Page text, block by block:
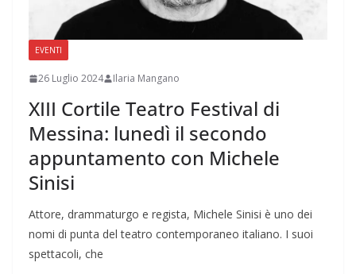
EVENTI
26 Luglio 2024 Ilaria Mangano
XIII Cortile Teatro Festival di
Messina: lunedì il secondo
appuntamento con Michele
Sinisi
Attore, drammaturgo e regista, Michele Sinisi è uno dei
nomi di punta del teatro contemporaneo italiano. I suoi
spettacoli, che